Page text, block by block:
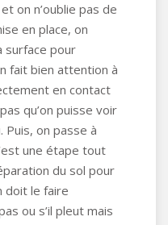
on n’oublie pas de
en place, on
surface pour
fait bien attention à
en contact
qu’on puisse voir
Puis, on passe à
une étape tout
du sol pour
doit le faire
ou s’il pleut mais